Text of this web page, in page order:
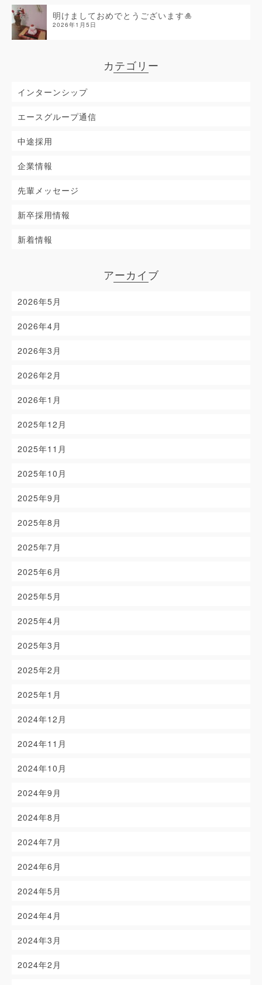
明けましておめでとうございます🎍
2026年1月5日
カテゴリー
インターンシップ
エースグループ通信
中途採用
企業情報
先輩メッセージ
新卒採用情報
新着情報
アーカイブ
2026年5月
2026年4月
2026年3月
2026年2月
2026年1月
2025年12月
2025年11月
2025年10月
2025年9月
2025年8月
2025年7月
2025年6月
2025年5月
2025年4月
2025年3月
2025年2月
2025年1月
2024年12月
2024年11月
2024年10月
2024年9月
2024年8月
2024年7月
2024年6月
2024年5月
2024年4月
2024年3月
2024年2月